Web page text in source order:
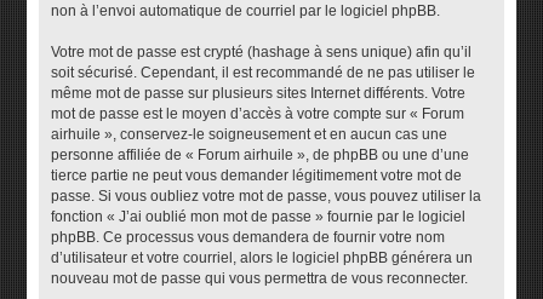
non à l’envoi automatique de courriel par le logiciel phpBB.
Votre mot de passe est crypté (hashage à sens unique) afin qu’il
soit sécurisé. Cependant, il est recommandé de ne pas utiliser le
même mot de passe sur plusieurs sites Internet différents. Votre
mot de passe est le moyen d’accès à votre compte sur « Forum
airhuile », conservez-le soigneusement et en aucun cas une
personne affiliée de « Forum airhuile », de phpBB ou une d’une
tierce partie ne peut vous demander légitimement votre mot de
passe. Si vous oubliez votre mot de passe, vous pouvez utiliser la
fonction « J’ai oublié mon mot de passe » fournie par le logiciel
phpBB. Ce processus vous demandera de fournir votre nom
d’utilisateur et votre courriel, alors le logiciel phpBB générera un
nouveau mot de passe qui vous permettra de vous reconnecter.